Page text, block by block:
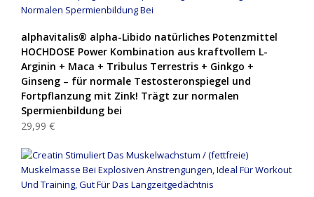
alphavitalis® alpha-Libido natürliches Potenzmittel
HOCHDOSE Power Kombination aus kraftvollem L-
Arginin + Maca + Tribulus Terrestris + Ginkgo +
Ginseng – für normale Testosteronspiegel und
Fortpflanzung mit Zink! Trägt zur normalen
Spermienbildung bei
29,99 €